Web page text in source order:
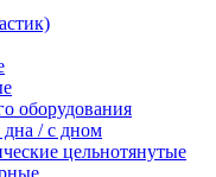
оборудования
дна / с дном
цельнотянутые